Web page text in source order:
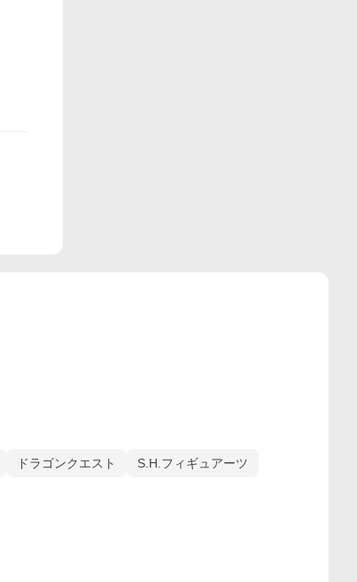
ドラゴンクエスト S.H.フィギュアーツ